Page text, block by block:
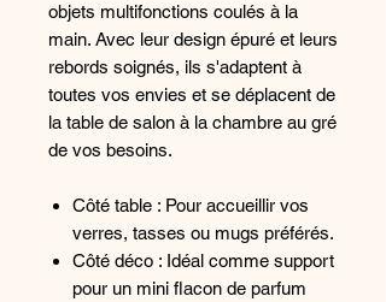
objets multifonctions coulés à la
main. Avec leur design épuré et leurs
rebords soignés, ils s'adaptent à
toutes vos envies et se déplacent de
la table de salon à la chambre au gré
de vos besoins.
Côté table : Pour accueillir vos
verres, tasses ou mugs préférés.
Côté déco : Idéal comme support
pour un mini flacon de parfum